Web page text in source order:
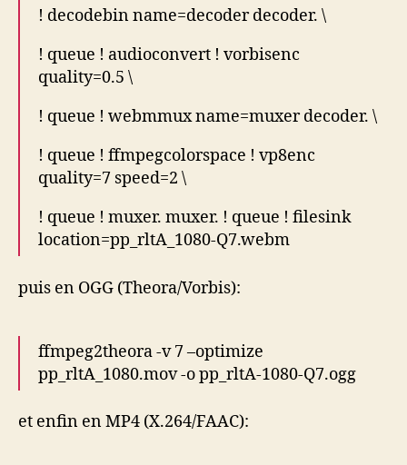
! decodebin name=decoder decoder. \
! queue ! audioconvert ! vorbisenc
quality=0.5 \
! queue ! webmmux name=muxer decoder. \
! queue ! ffmpegcolorspace ! vp8enc
quality=7 speed=2 \
! queue ! muxer. muxer. ! queue ! filesink
location=pp_rltA_1080-Q7.webm
puis en OGG (Theora/Vorbis):
ffmpeg2theora -v 7 –optimize
pp_rltA_1080.mov -o pp_rltA-1080-Q7.ogg
et enfin en MP4 (X.264/FAAC):